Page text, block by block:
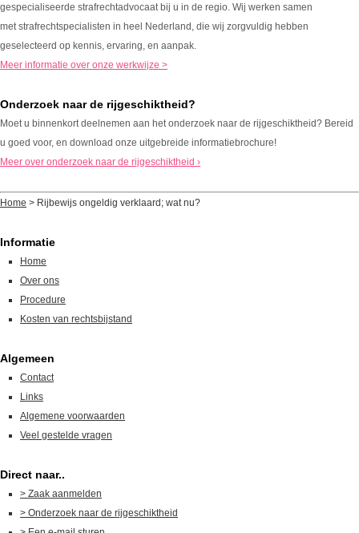
gespecialiseerde strafrechtadvocaat bij u in de regio. Wij werken samen
met strafrechtspecialisten in heel Nederland, die wij zorgvuldig hebben
geselecteerd op kennis, ervaring, en aanpak.
Meer informatie over onze werkwijze >
Onderzoek naar de rijgeschiktheid?
Moet u binnenkort deelnemen aan het onderzoek naar de rijgeschiktheid? Bereid
u goed voor, en download onze uitgebreide informatiebrochure!
Meer over onderzoek naar de rijgeschiktheid ›
Home > Rijbewijs ongeldig verklaard; wat nu?
Informatie
Home
Over ons
Procedure
Kosten van rechtsbijstand
Algemeen
Contact
Links
Algemene voorwaarden
Veel gestelde vragen
Direct naar..
> Zaak aanmelden
> Onderzoek naar de rijgeschiktheid